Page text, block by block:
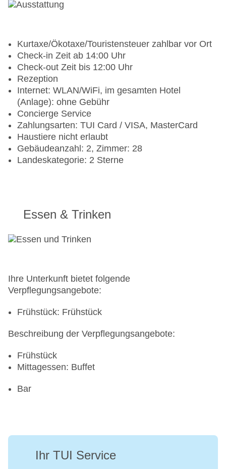
Kurtaxe/Ökotaxe/Touristensteuer zahlbar vor Ort
Check-in Zeit ab 14:00 Uhr
Check-out Zeit bis 12:00 Uhr
Rezeption
Internet: WLAN/WiFi, im gesamten Hotel
(Anlage): ohne Gebühr
Concierge Service
Zahlungsarten: TUI Card / VISA, MasterCard
Haustiere nicht erlaubt
Gebäudeanzahl: 2, Zimmer: 28
Landeskategorie: 2 Sterne
Essen & Trinken
Ihre Unterkunft bietet folgende
Verpflegungsangebote:
Frühstück: Frühstück
Beschreibung der Verpflegungsangebote:
Frühstück
Mittagessen: Buffet
Bar
Ihr TUI Service